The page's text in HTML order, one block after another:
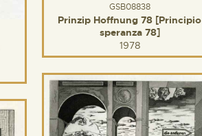
GSB08838
Prinzip Hoffnung 78 [Principio
speranza 78]
1978